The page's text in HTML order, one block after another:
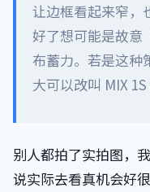
让边框看起来窄，
好了想可能是故
布蓄力。若是这种
大可以改叫 MIX
别人都拍了实拍图，
说实际去看真机会好